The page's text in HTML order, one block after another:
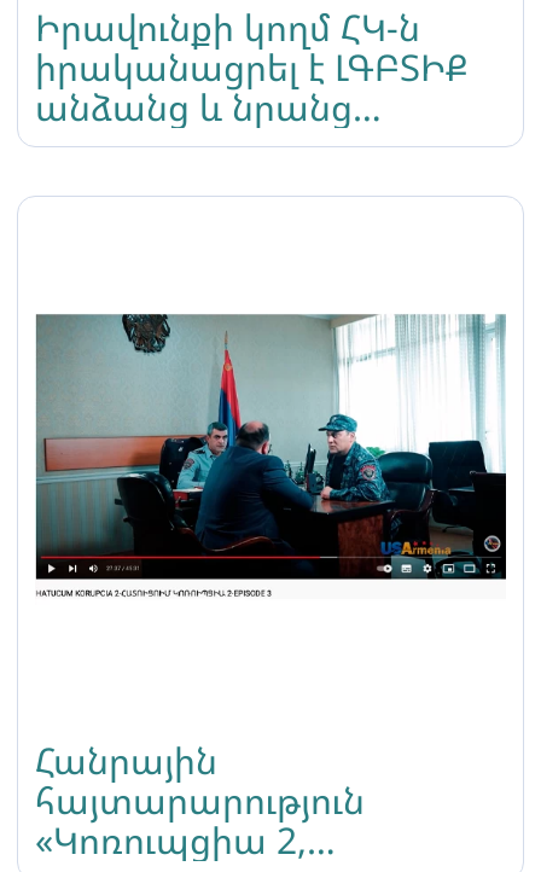
Իրավունքի կողմ ՀԿ-ն
իրականացրել է ԼԳԲՏԻՔ
անձանց և նրանց
ծնողների հետ
հանդիպում
Հանրային
հայտարարություն
«Կոռուպցիա 2,